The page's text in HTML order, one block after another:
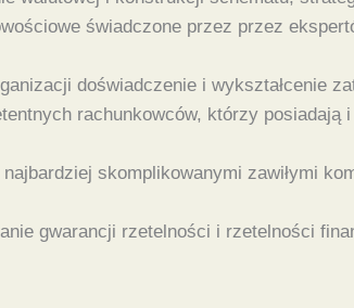
świadczone przez przez
doświadczenie i wykształcenie
rachunkowców, którzy posiadają i
skomplikowanymi zawiłymi
gwarancji rzetelności i rzetelności